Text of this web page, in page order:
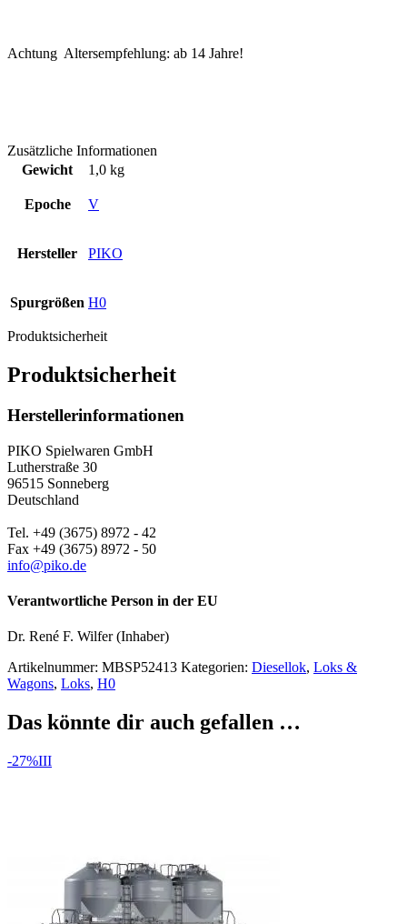
Achtung Altersempfehlung: ab 14 Jahre!
Zusätzliche Informationen
Gewicht
1,0 kg
Epoche V
Hersteller PIKO
Spurgrößen H0
Produktsicherheit
Produktsicherheit
Herstellerinformationen
PIKO Spielwaren GmbH
Lutherstraße 30
96515 Sonneberg
Deutschland
Tel. +49 (3675) 8972 - 42
Fax +49 (3675) 8972 - 50
info@piko.de
Verantwortliche Person in der EU
Dr. René F. Wilfer (Inhaber)
Artikelnummer: MBSP52413 Kategorien: Diesellok, Loks &
Wagons, Loks, H0
Das könnte dir auch gefallen …
-27%III